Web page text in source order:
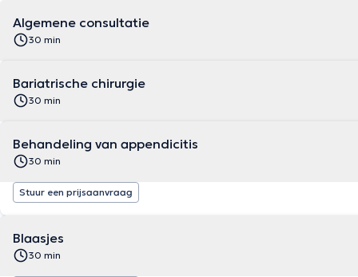
Algemene consultatie
30 min
Bariatrische chirurgie
30 min
Behandeling van appendicitis
30 min
Stuur een prijsaanvraag
Blaasjes
30 min